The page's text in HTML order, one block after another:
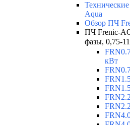
Aqua
Обзор ПЧ
ПЧ Frenic-
фазы, 0,75-
кВт